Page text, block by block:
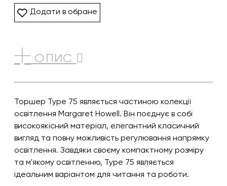
Додати в обране
ОПИС
Торшер Type 75 являється частиною колекції
освітлення Margaret Howell. Він поєднує в собі
високоякісний матеріал, елегантний класичний
вигляд та повну можливість регулювання напрямку
освітлення. Завдяки своєму компактному розміру
та м'якому освітленню, Type 75 являється
ідеальним варіантом для читання та роботи.